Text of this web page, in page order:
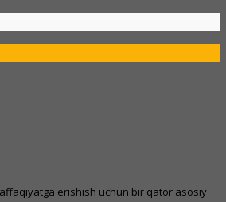
erishish uchun bir qator asosiy